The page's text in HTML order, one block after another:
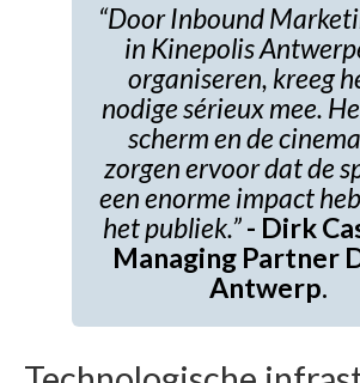
“Door Inbound
in Kinepolis
organiseren, kreeg
nodige sérieux mee.
scherm en de
zorgen ervoor dat de
een enorme impact
het publiek.”- Dirk
Managing Partner
Antwerp.